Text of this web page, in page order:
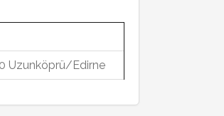
Uzunköprü/Edirne